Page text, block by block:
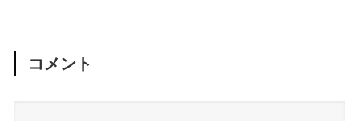
コメント